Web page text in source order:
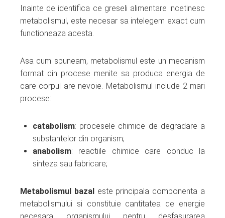
Inainte de identifica ce greseli alimentare incetinesc
metabolismul, este necesar sa intelegem exact cum
functioneaza acesta.
Asa cum spuneam, metabolismul este un mecanism
format din procese menite sa produca energia de
care corpul are nevoie. Metabolismul include 2 mari
procese:
catabolism: procesele chimice de degradare a
substantelor din organism;
anabolism: reactiile chimice care conduc la
sinteza sau fabricare;
Metabolismul bazaleste principala componenta a
metabolismului si constituie cantitatea de energie